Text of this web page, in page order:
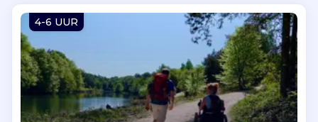
Vind jouw project
4-6 UUR